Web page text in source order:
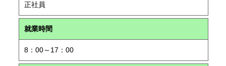
正社員
就業時間
8：00～17：00